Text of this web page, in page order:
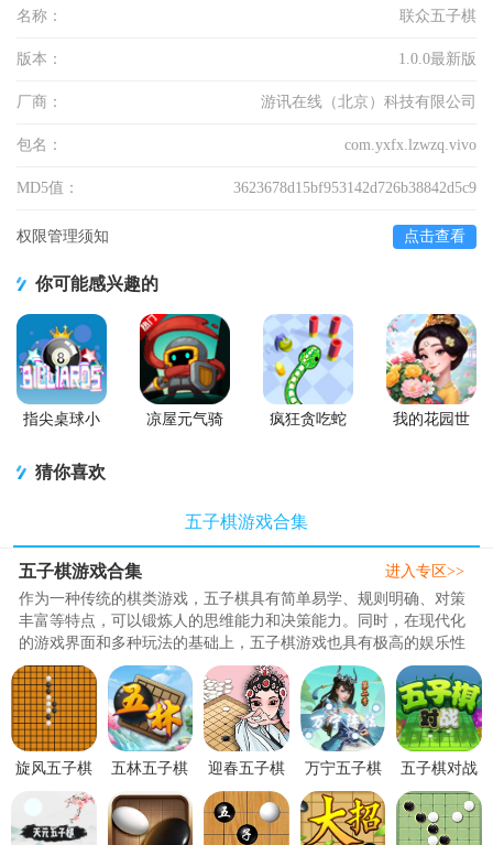
名称： 联众五子棋
版本： 1.0.0最新版
厂商： 游讯在线（北京）科技有限公司
包名： com.yxfx.lzwzq.vivo
MD5值： 3623678d15bf953142d726b38842d5c9
权限管理须知 点击查看
你可能感兴趣的
指尖桌球小
凉屋元气骑
疯狂贪吃蛇
我的花园世
猜你喜欢
五子棋游戏合集
五子棋游戏合集
作为一种传统的棋类游戏，五子棋具有简单易学、规则明确、对策
丰富等特点，可以锻炼人的思维能力和决策能力。同时，在现代化
的游戏界面和多种玩法的基础上，五子棋游戏也具有极高的娱乐性
和竞技性，吸引了众多玩家的..
进入专区>>
旋风五子棋
游戏安卓官
方版v1.0最
新版
五林五子棋
最新版
迎春五子棋
手游2.5 最
新版
万宁五子棋
21.0.2 去广
告版
五子棋对战
1.0 最新版